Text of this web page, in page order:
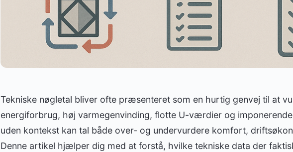
Tekniske nøgletal bliver ofte præsenteret som en hurtig genvej til at
energiforbrug, høj varmegenvinding, flotte U-værdier og
uden kontekst kan tal både over- og undervurdere komfort,
Denne artikel hjælper dig med at forstå, hvilke tekniske data der